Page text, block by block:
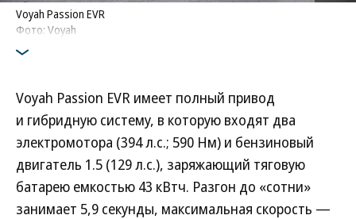
Voyah Passion EVR
Фото: Voyah
Voyah Passion EVR имеет полный привод
и гибридную систему, в которую входят два
электромотора (394 л.с.; 590 Нм) и бензиновый
двигатель 1.5 (129 л.с.), заряжающий тяговую
батарею емкостью 43 кВтч. Разгон до «сотни»
занимает 5,9 секунды, максимальная скорость —